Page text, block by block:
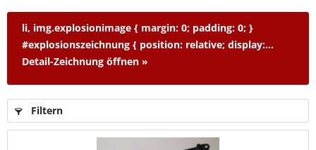
li, img.explosionimage { margin: 0; padding: 0; }
#explosionszeichnung { position: relative; display:...
Detail-Zeichnung öffnen »
Filtern